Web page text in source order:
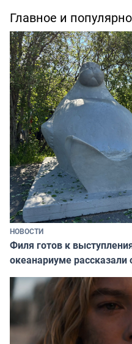
Главное и
НОВОСТИ
Филя готов к
океанариуме рассказали